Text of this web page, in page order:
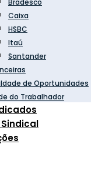
Bradesco
Caixa
HSBC
Itaú
Santander
de Oportunidades
do Trabalhador